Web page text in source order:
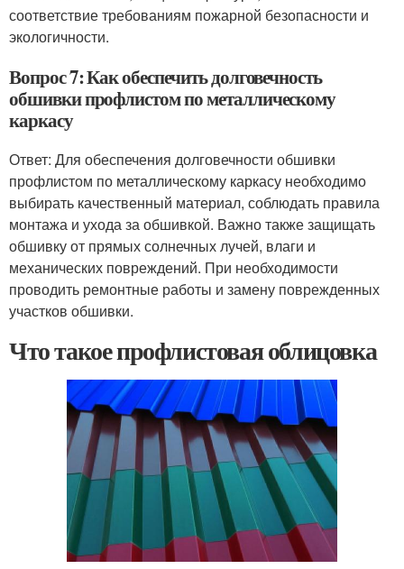
соответствие требованиям пожарной безопасности и
экологичности.
Вопрос 7: Как обеспечить долговечность
обшивки профлистом по металлическому
каркасу
Ответ: Для обеспечения долговечности обшивки
профлистом по металлическому каркасу необходимо
выбирать качественный материал, соблюдать правила
монтажа и ухода за обшивкой. Важно также защищать
обшивку от прямых солнечных лучей, влаги и
механических повреждений. При необходимости
проводить ремонтные работы и замену поврежденных
участков обшивки.
Что такое профлистовая облицовка